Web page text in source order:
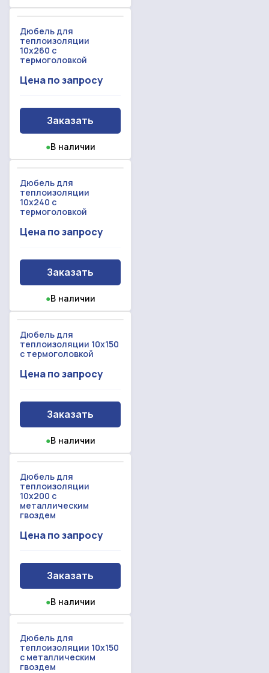
Дюбель для
теплоизоляции
10x260 с
термоголовкой
Цена по запросу
Заказать
●В наличии
Дюбель для
теплоизоляции
10x240 с
термоголовкой
Цена по запросу
Заказать
●В наличии
Дюбель для
теплоизоляции 10x150
с термоголовкой
Цена по запросу
Заказать
●В наличии
Дюбель для
теплоизоляции
10x200 с
металлическим
гвоздем
Цена по запросу
Заказать
●В наличии
Дюбель для
теплоизоляции 10x150
с металлическим
гвоздем